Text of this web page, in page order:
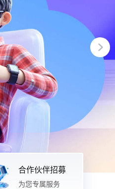
云服务器
宽 · 精品
宽 · 精品
宽 · CN2
·云服务器
·云服务器
合作伙伴招募
为您专属服务